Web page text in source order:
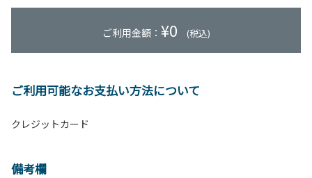
ご利用金額： ¥0 (税込)
ご利用可能なお支払い方法について
クレジットカード
備考欄